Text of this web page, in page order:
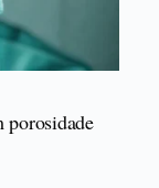
porosidade